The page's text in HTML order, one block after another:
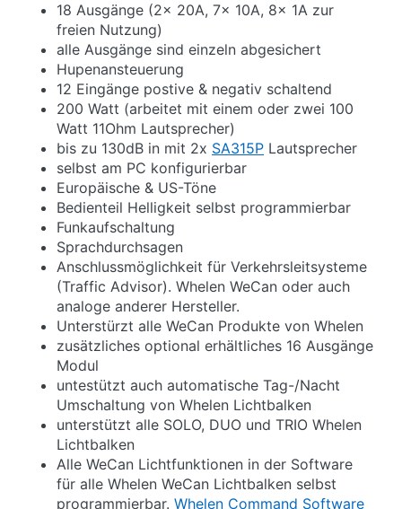
18 Ausgänge (2x 20A, 7x 10A, 8x 1A zur
freien Nutzung)
alle Ausgänge sind einzeln abgesichert
Hupenansteuerung
12 Eingänge postive & negativ schaltend
200 Watt (arbeitet mit einem oder zwei 100
Watt 11Ohm Lautsprecher)
bis zu 130dB in mit 2x SA315P Lautsprecher
selbst am PC konfigurierbar
Europäische & US-Töne
Bedienteil Helligkeit selbst programmierbar
Funkaufschaltung
Sprachdurchsagen
Anschlussmöglichkeit für Verkehrsleitsysteme
(Traffic Advisor). Whelen WeCan oder auch
analoge anderer Hersteller.
Unterstürzt alle WeCan Produkte von Whelen
zusätzliches optional erhältliches 16 Ausgänge
Modul
untestützt auch automatische Tag-/Nacht
Umschaltung von Whelen Lichtbalken
unterstützt alle SOLO, DUO und TRIO Whelen
Lichtbalken
Alle WeCan Lichtfunktionen in der Software
für alle Whelen WeCan Lichtbalken selbst
programmierbar. Whelen Command Software